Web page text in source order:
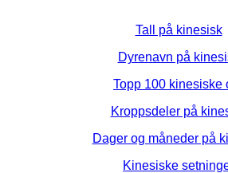
Tall på kinesisk
Dyrenavn på
Topp 100 kinesiske
Kroppsdeler på
Dager og måneder på
Kinesiske